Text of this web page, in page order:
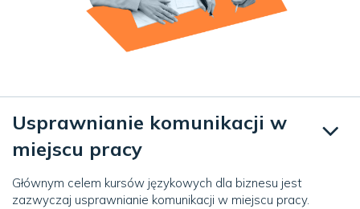
Usprawnianie komunikacji w
miejscu pracy
Głównym celem kursów językowych dla biznesu jest
zazwyczaj usprawnianie komunikacji w miejscu pracy.